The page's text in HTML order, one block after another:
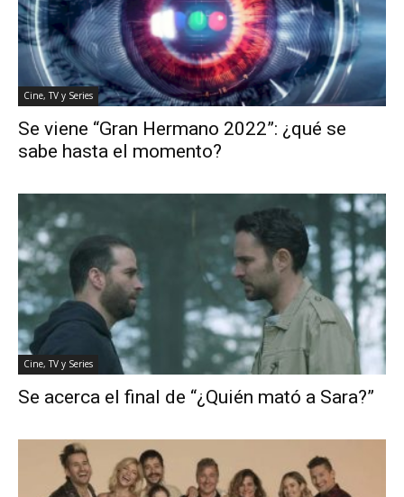
Cine, TV y Series
Se viene “Gran Hermano 2022”: ¿qué se
sabe hasta el momento?
Cine, TV y Series
Se acerca el final de “¿Quién mató a Sara?”